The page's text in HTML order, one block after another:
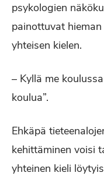
psykologien
painottuvat
yhteisen kielen.
– Kyllä me
koulua”.
Ehkäpä
kehittäminen voisi
yhteinen kieli